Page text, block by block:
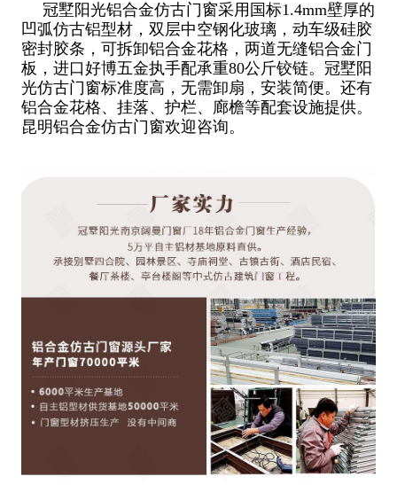
冠墅阳光铝合金仿古门窗采用国标1.4mm壁厚的
凹弧仿古铝型材，双层中空钢化玻璃，动车级硅胶
密封胶条，可拆卸铝合金花格，两道无缝铝合金门
板，进口好博五金执手配承重80公斤铰链。冠墅阳
光仿古门窗标准度高，无需卸扇，安装简便。还有
铝合金花格、挂落、护栏、廊檐等配套设施提供。
昆明铝合金仿古门窗欢迎咨询。